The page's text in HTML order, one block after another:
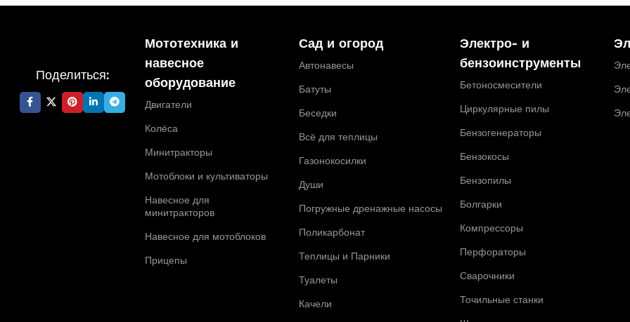
Поделиться:
Мототехника и
навесное
оборудование
Двигатели
Колёса
Минитракторы
Мотоблоки и культиваторы
Навесное для
минитракторов
Навесное для мотоблоков
Прицепы
Сад и огород
Автонавесы
Батуты
Беседки
Всё для теплицы
Газонокосилки
Души
Погружные дренажные насосы
Поликарбонат
Теплицы и Парники
Туалеты
Качели
Электро- и
бензоинструменты
Бетоносмесители
Циркулярные пилы
Бензогенераторы
Бензокосы
Бензопилы
Болгарки
Компрессоры
Перфораторы
Сварочники
Точильные станки